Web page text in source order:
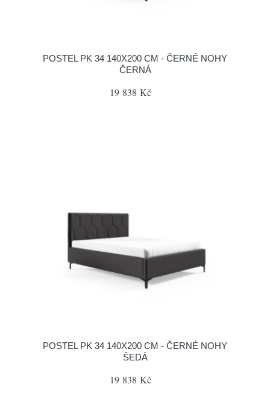
POSTEL PK 34 140X200 CM - ČERNÉ NOHY
ČERNÁ
19 838 Kč
POSTEL PK 34 140X200 CM - ČERNÉ NOHY
ŠEDÁ
19 838 Kč